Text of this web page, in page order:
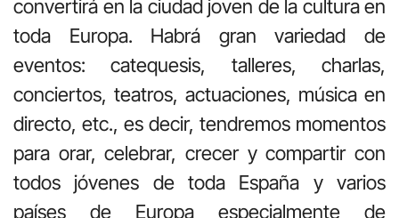
convertirá en la ciudad joven de la cultura en
toda Europa. Habrá gran variedad de
eventos: catequesis, talleres, charlas,
conciertos, teatros, actuaciones, música en
directo, etc., es decir, tendremos momentos
para orar, celebrar, crecer y compartir con
todos jóvenes de toda España y varios
países de Europa especialmente de